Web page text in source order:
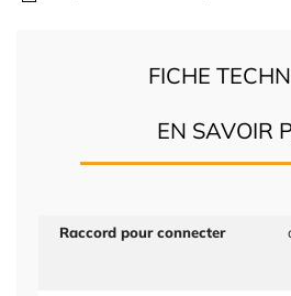
FICHE
EN SAVOIR
Raccord pour connecter